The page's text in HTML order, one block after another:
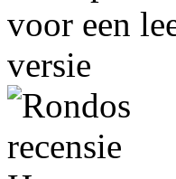
voor een
versie